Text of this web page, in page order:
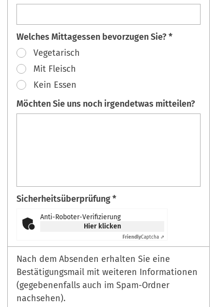
Welches Mittagessen bevorzugen Sie? *
Vegetarisch
Mit Fleisch
Kein Essen
Möchten Sie uns noch irgendetwas mitteilen?
Sicherheitsüberprüfung *
Anti-Roboter-Verifizierung
Hier klicken
FriendlyCaptcha ⇗
Nach dem Absenden erhalten Sie eine
Bestätigungsmail mit weiteren Informationen
(gegebenenfalls auch im Spam-Ordner
nachsehen).